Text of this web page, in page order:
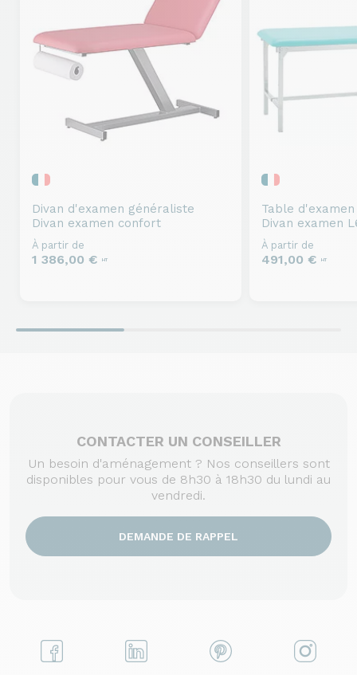
Divan d'examen généraliste
Divan examen confort
À partir de
1 386,00 € HT
Table
Divan examen
À partir de
491,00 € HT
CONTACTER UN CONSEILLER
Un besoin d'aménagement ? Nos conseillers sont
disponibles pour vous de 8h30 à 18h30 du lundi au
vendredi.
DEMANDE DE RAPPEL